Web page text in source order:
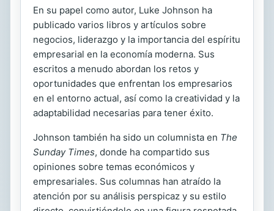
En su papel como autor, Luke Johnson ha
publicado varios libros y artículos sobre
negocios, liderazgo y la importancia del espíritu
empresarial en la economía moderna. Sus
escritos a menudo abordan los retos y
oportunidades que enfrentan los empresarios
en el entorno actual, así como la creatividad y la
adaptabilidad necesarias para tener éxito.
Johnson también ha sido un columnista en The
Sunday Times, donde ha compartido sus
opiniones sobre temas económicos y
empresariales. Sus columnas han atraído la
atención por su análisis perspicaz y su estilo